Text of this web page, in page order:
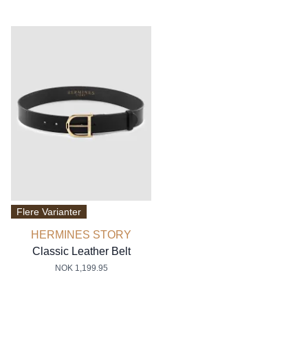
Flere Varianter
HERMINES STORY
Classic Leather Belt
NOK 1,199.95